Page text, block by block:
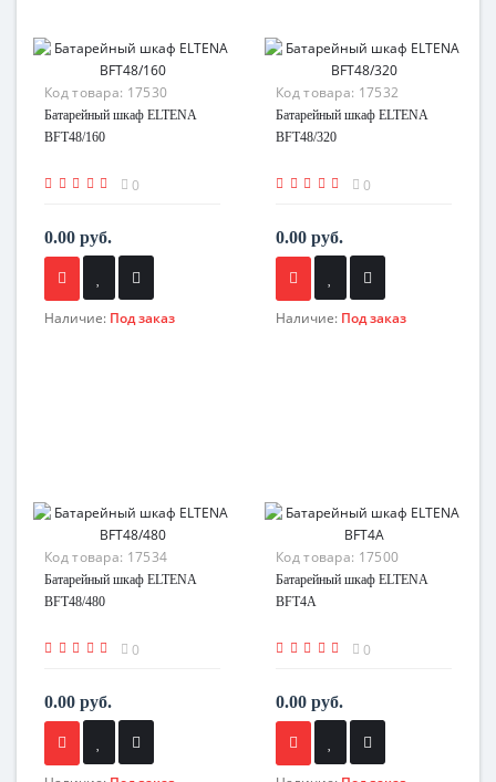
Код товара: 17530
Батарейный шкаф ELTENA
BFT48/160
0
0.00 руб.
Наличие: Под заказ
Код товара: 17532
Батарейный шкаф ELTENA
BFT48/320
0
0.00 руб.
Наличие: Под заказ
Код товара: 17534
Батарейный шкаф ELTENA
BFT48/480
0
0.00 руб.
Код товара: 17500
Батарейный шкаф ELTENA
BFT4A
0
0.00 руб.